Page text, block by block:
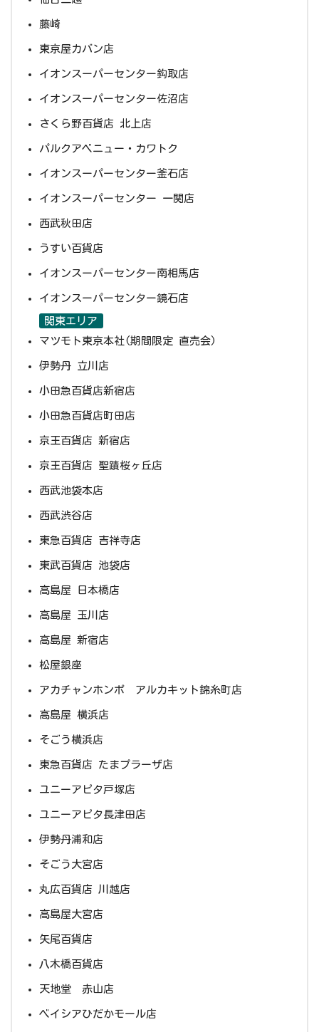
藤崎
東京屋カバン店
イオンスーパーセンター鈎取店
イオンスーパーセンター佐沼店
さくら野百貨店 北上店
パルクアベニュー・カワトク
イオンスーパーセンター釜石店
イオンスーパーセンター 一関店
西武秋田店
うすい百貨店
イオンスーパーセンター南相馬店
イオンスーパーセンター鏡石店
関東エリア
マツモト東京本社(期間限定 直売会)
伊勢丹 立川店
小田急百貨店新宿店
小田急百貨店町田店
京王百貨店 新宿店
京王百貨店 聖蹟桜ヶ丘店
西武池袋本店
西武渋谷店
東急百貨店 吉祥寺店
東武百貨店 池袋店
高島屋 日本橋店
高島屋 玉川店
高島屋 新宿店
松屋銀座
アカチャンホンポ アルカキット錦糸町店
高島屋 横浜店
そごう横浜店
東急百貨店 たまプラーザ店
ユニーアピタ戸塚店
ユニーアピタ長津田店
伊勢丹浦和店
そごう大宮店
丸広百貨店 川越店
高島屋大宮店
矢尾百貨店
八木橋百貨店
天地堂 赤山店
ベイシアひだかモール店